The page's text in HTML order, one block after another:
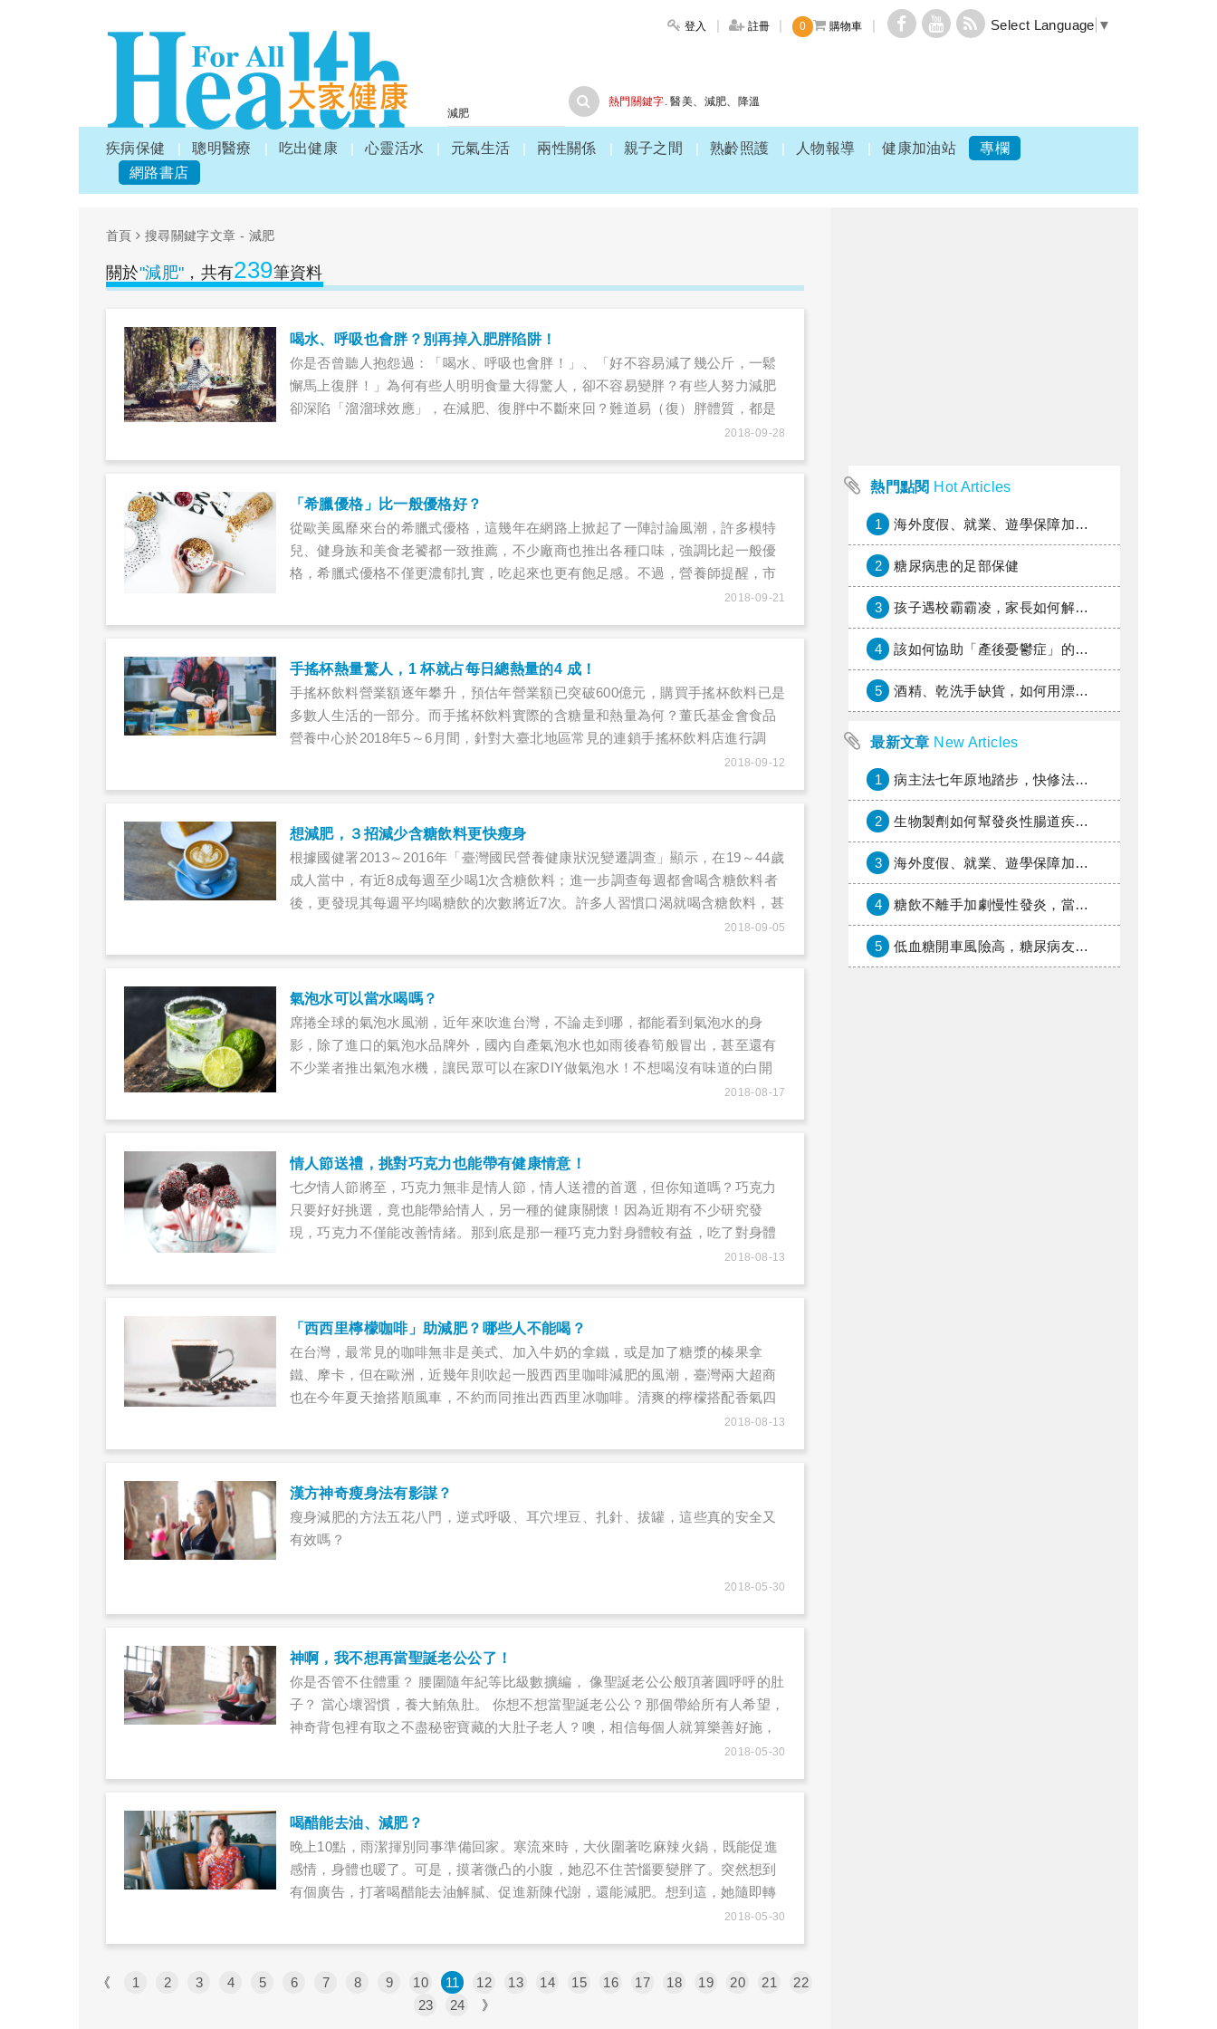
登入 註冊 0 購物車 Select Language ▼
熱門關鍵字. 醫美、 減肥、 降溫
疾病保健 聰明醫療 吃出健康 心靈活水 元氣生活 兩性關係 親子之間 熟齡照護 人物報導 健康加油站
專欄
網路書店
首頁 搜尋關鍵字文章 - 減肥
關於"減肥" ，共有239筆資料
喝水、呼吸也會胖？別再掉入肥胖陷阱！
你是否曾聽人抱怨過：「喝水、呼吸也會胖！」、「好不容易減了幾公斤，一鬆
懈馬上復胖！」為何有些人明明食量大得驚人，卻不容易變胖？有些人努力減肥
卻深陷「溜溜球效應」，在減肥、復胖中不斷來回？難道易（復）胖體質，都是
2018-09-28
「希臘優格」比一般優格好？
從歐美風靡來台的希臘式優格，這幾年在網路上掀起了一陣討論風潮，許多模特
兒、健身族和美食老饕都一致推薦，不少廠商也推出各種口味，強調比起一般優
格，希臘式優格不僅更濃郁扎實，吃起來也更有飽足感。不過，營養師提醒，市
售的希臘式優格大多都會額外添加鮮奶油，讓口感更滑順，三高或有糖尿病的患
2018-09-21
手搖杯熱量驚人，1 杯就占每日總熱量的4 成！
手搖杯飲料營業額逐年攀升，預估年營業額已突破600億元，購買手搖杯飲料已是
多數人生活的一部分。而手搖杯飲料實際的含糖量和熱量為何？董氏基金會食品
營養中心於2018年5～6月間，針對大臺北地區常見的連鎖手搖杯飲料店進行調
查，共計調查18間連鎖飲料廠商、共31個據點，並根據熱銷品項隨機抽驗67款飲
2018-09-12
想減肥，３招減少含糖飲料更快瘦身
根據國健署2013～2016年「臺灣國民營養健康狀況變遷調查」顯示，在19～44歲
成人當中，有近8成每週至少喝1次含糖飲料；進一步調查每週都會喝含糖飲料者
後，更發現其每週平均喝糖飲的次數將近7次。許多人習慣口渴就喝含糖飲料，甚
至有喝飲料等於喝水、喝珍珠奶茶等加料糖飲取代正餐等錯誤觀念；飲料中的高
2018-09-05
氣泡水可以當水喝嗎？
席捲全球的氣泡水風潮，近年來吹進台灣，不論走到哪，都能看到氣泡水的身
影，除了進口的氣泡水品牌外，國內自產氣泡水也如雨後春筍般冒出，甚至還有
不少業者推出氣泡水機，讓民眾可以在家DIY做氣泡水！不想喝沒有味道的白開
水，不少人都會選擇用氣泡水來取代營養師建議的每日飲水量，但氣泡水真的能
2018-08-17
情人節送禮，挑對巧克力也能帶有健康情意！
七夕情人節將至，巧克力無非是情人節，情人送禮的首選，但你知道嗎？巧克力
只要好好挑選，竟也能帶給情人，另一種的健康關懷！因為近期有不少研究發
現，巧克力不僅能改善情緒。那到底是那一種巧克力對身體較有益，吃了對身體
2018-08-13
「西西里檸檬咖啡」助減肥？哪些人不能喝？
在台灣，最常見的咖啡無非是美式、加入牛奶的拿鐵，或是加了糖漿的榛果拿
鐵、摩卡，但在歐洲，近幾年則吹起一股西西里咖啡減肥的風潮，臺灣兩大超商
也在今年夏天搶搭順風車，不約而同推出西西里冰咖啡。清爽的檸檬搭配香氣四
溢的黑咖啡，酸中帶苦的特殊風味，吸引不少上班族嘗鮮，但西西里咖啡真的可
2018-08-13
漢方神奇瘦身法有影謀？
瘦身減肥的方法五花八門，逆式呼吸、耳穴埋豆、扎針、拔罐，這些真的安全又
有效嗎？
2018-05-30
神啊，我不想再當聖誕老公公了！
你是否管不住體重？ 腰圍隨年紀等比級數擴編， 像聖誕老公公般頂著圓呼呼的肚
子？ 當心壞習慣，養大鮪魚肚。 你想不想當聖誕老公公？那個帶給所有人希望，
神奇背包裡有取之不盡秘密寶藏的大肚子老人？噢，相信每個人就算樂善好施，
恐怕也不想擁有聖誕老公公的虎臂熊腰和大肚子。如何讓大肚腩不上身？一定有
2018-05-30
喝醋能去油、減肥？
晚上10點，雨潔揮別同事準備回家。寒流來時，大伙圍著吃麻辣火鍋，既能促進
感情，身體也暖了。可是，摸著微凸的小腹，她忍不住苦惱要變胖了。突然想到
有個廣告，打著喝醋能去油解膩、促進新陳代謝，還能減肥。想到這，她隨即轉
進巷口的超商，從冷藏庫拿了一瓶水果醋，但仔細端詳它的成分，雨潔不禁懷
2018-05-30
《 1 2 3 4 5 6 7 8 9 10 11 12 13 14 15 16 17 18 19 20 21
22
23
24 》
熱門點閱 Hot Articles
1 海外度假、就業、遊學保障加倍，富邦產險「一期逐夢」專案加碼遠距醫療與緊急救援
2 糖尿病患的足部保健
3 孩子遇校霸霸凌，家長如何解圍？
4 該如何協助「產後憂鬱症」的親友？家人或朋友的陪伴指南
5 酒精、乾洗手缺貨，如何用漂白水、異丙醇自製消毒水？
最新文章 New Articles
1 病主法七年原地踏步，快修法讓病人自主決定善終
2 生物製劑如何幫發炎性腸道疾病患者抗潰瘍？治療進展與健保給付困境一次看
3 海外度假、就業、遊學保障加倍，富邦產險「一期逐夢」專案加碼遠距醫療與緊急救援
4 糖飲不離手加劇慢性發炎，當心老化與慢性病提早報到
5 低血糖開車風險高，糖尿病友上路必學的安全守則